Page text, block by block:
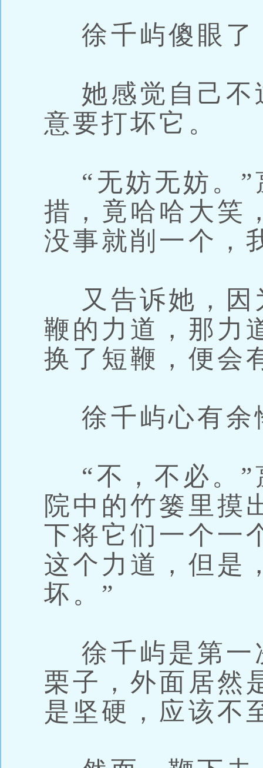
徐千屿傻眼
她感觉自己不
意要打坏它。
“无妨无妨。”
措，竟哈哈大笑
没事就削一个，
又告诉她，因
鞭的力道，那力
换了短鞭，便会
徐千屿心有余
“不，不必。”
院中的竹篓里摸
下将它们一个一
这个力道，但是
坏。”
徐千屿是第一
栗子，外面居然
是坚硬，应该不